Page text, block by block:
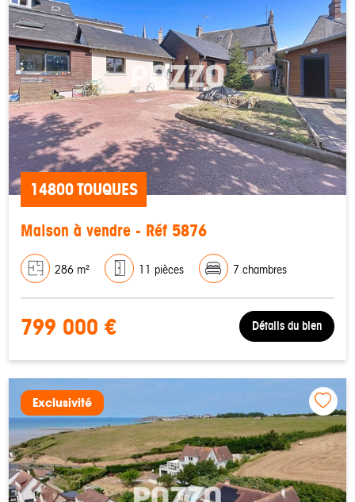
14800 TOUQUES
Maison à vendre - Réf 5876
286 m² 11 pièces 7 chambres
799 000 € Détails du bien
Exclusivité